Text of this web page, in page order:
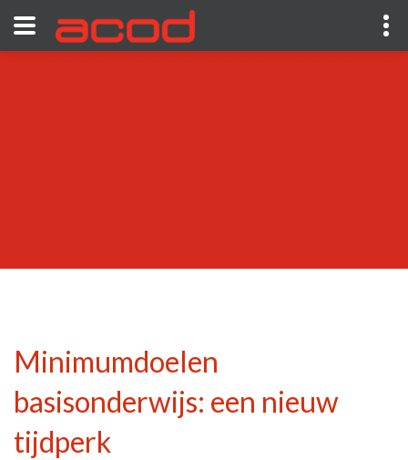
Minimumdoelen
basisonderwijs: een nieuw
tijdperk